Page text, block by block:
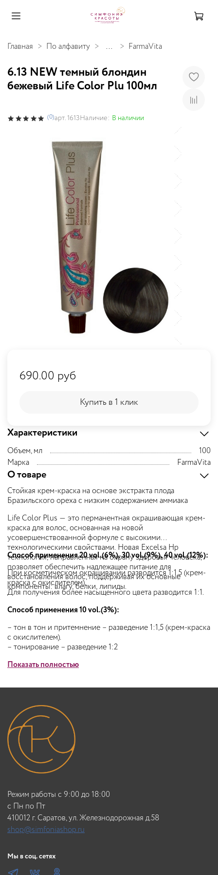
Главная По алфавиту ... FarmaVita
6.13 NEW темный блондин
бежевый Life Color Plu 100мл
(0)арт.1613Наличие: В наличии
Характеристики
Объем, мл
100
Марка
FarmaVita
О товаре
Стойкая крем-краска на основе экстракта плода
Бразильского ореха с низким содержанием аммиака
Life Color Plus — это перманентная окрашивающая крем-
краска для волос, основанная на новой
усовершенствованной формуле с высокими
технологическими свойствами. Новая Excelsa Hp
технология, направленная на охрану здоровья человека,
позволяет обеспечить надлежащее питание для
восстановления волос, поддерживая их основные
компоненты: влагу, белки, липиды.
Способ применения 20 vol.(6%), 30 vol.(9%), 40 vol.(12%):
При косметическом окрашивании разводится 1:1,5 (крем-
краска с окислителем).
Для получения более насыщенного цвета разводится 1:1.
Способ применения 10 vol.(3%):
– тон в тон и притемнение – разведение 1:1,5 (крем-краска
с окислителем).
– тонирование – разведение 1:2
Показать полностью
690.00 руб
Купить в 1 клик
Купить в 1 клик
Режим работы с 9:00 до 18:00
c Пн по Пт
410012 г. Саратов, ул. Железнодорожная д.58
shop@simfoniashop.ru
Мы в соц. сетях